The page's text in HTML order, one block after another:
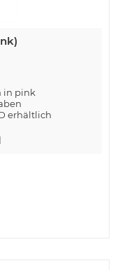
in pink
erhältlich